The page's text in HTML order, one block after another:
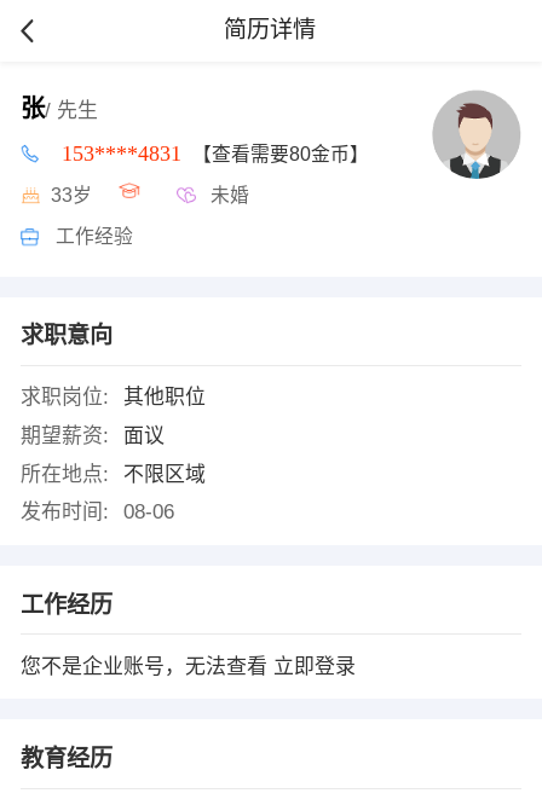
简历详情
张/ 先生
153****4831 【查看需要80金币】
33岁 未婚
工作经验
求职意向
求职岗位:
其他职位
期望薪资:
面议
所在地点:
不限区域
发布时间:
08-06
工作经历
您不是企业账号，无法查看 立即登录
教育经历